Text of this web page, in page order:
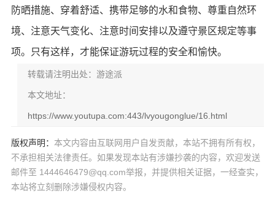
防晒措施、穿着舒适、携带足够的水和食物、尊重自然环
境、注意天气变化、注意时间安排以及遵守景区规定等事
项。只有这样，才能保证游玩过程的安全和愉快。
转载请注明出处：游途派
本文地址：
https://www.youtupa.com:443/lvyougonglue/16.html
版权声明： 本文内容由互联网用户自发贡献，本站不拥有所有权，
不承担相关法律责任。如果发现本站有涉嫌抄袭的内容，欢迎发送
邮件至 1444646479@qq.com举报，并提供相关证据，一经查实，
本站将立刻删除涉嫌侵权内容。